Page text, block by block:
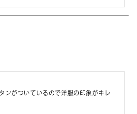
ンがついているので洋服の印象がキレ